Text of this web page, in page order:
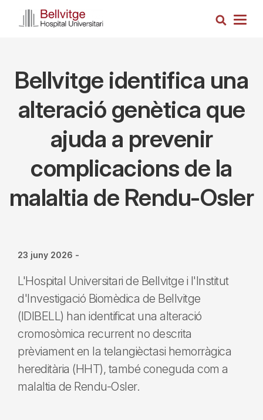
Cerca
Bellvitge identifica una
alteració genètica que
ajuda a prevenir
complicacions de la
malaltia de Rendu-Osler
23 juny 2026 -
L'Hospital Universitari de Bellvitge i l'Institut
d'Investigació Biomèdica de Bellvitge
(IDIBELL) han identificat una alteració
cromosòmica recurrent no descrita
prèviament en la telangièctasi hemorràgica
hereditària (HHT), també coneguda com a
malaltia de Rendu-Osler.